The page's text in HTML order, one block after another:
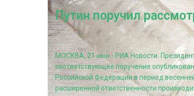
Путин поручил
МОСКВА, 21 июн - РИА Новости. Президент
соответствующее поручение
Российской Федерации в период
расширенной ответственности